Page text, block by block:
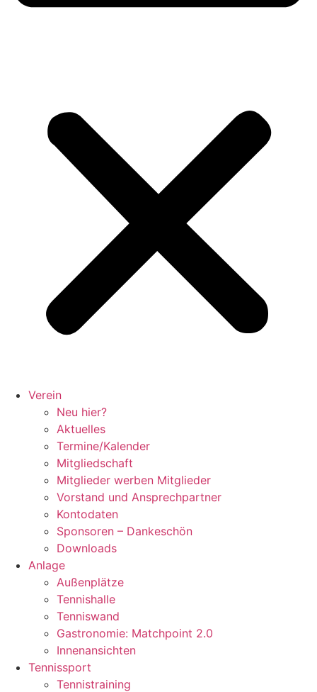
Verein
Neu hier?
Aktuelles
Termine/Kalender
Mitgliedschaft
Mitglieder werben Mitglieder
Vorstand und Ansprechpartner
Kontodaten
Sponsoren – Dankeschön
Downloads
Anlage
Außenplätze
Tennishalle
Tenniswand
Gastronomie: Matchpoint 2.0
Innenansichten
Tennissport
Tennistraining